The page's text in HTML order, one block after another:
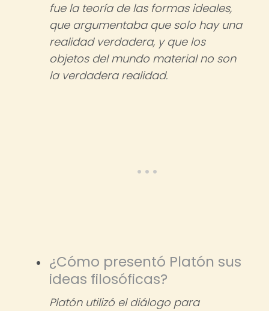
fue la teoría de las formas ideales,
que argumentaba que solo hay una
realidad verdadera, y que los
objetos del mundo material no son
la verdadera realidad.
¿Cómo presentó Platón sus
ideas filosóficas?
Platón utilizó el diálogo para